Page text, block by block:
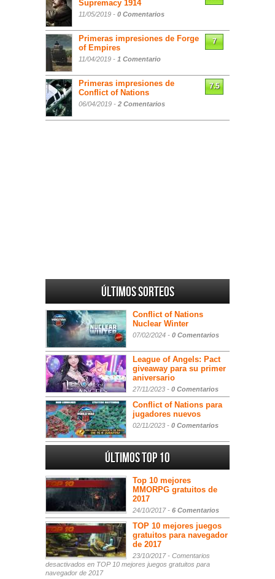
Supremacy 1914
11/05/2019 - 0 Comentarios
Primeras impresiones de Forge
of Empires
11/04/2019 - 1 Comentario
7
Primeras impresiones de
Conflict of Nations
06/04/2019 - 2 Comentarios
7.5
Últimos sorteos
Conflict of Nations
Nuclear Winter
07/02/2024 - 0 Comentarios
League of Angels: Pact
giveaway para su primer
aniversario
27/11/2023 - 0 Comentarios
Conflict of Nations para
jugadores nuevos
02/11/2023 - 0 Comentarios
Últimos Top 10
Top 10 mejores
MMORPG gratuitos de
2017
24/10/2017 - 6 Comentarios
TOP 10 mejores juegos
gratuitos para navegador
de 2017
23/10/2017 - Comentarios
desactivados en TOP 10 mejores juegos gratuitos para
navegador de 2017